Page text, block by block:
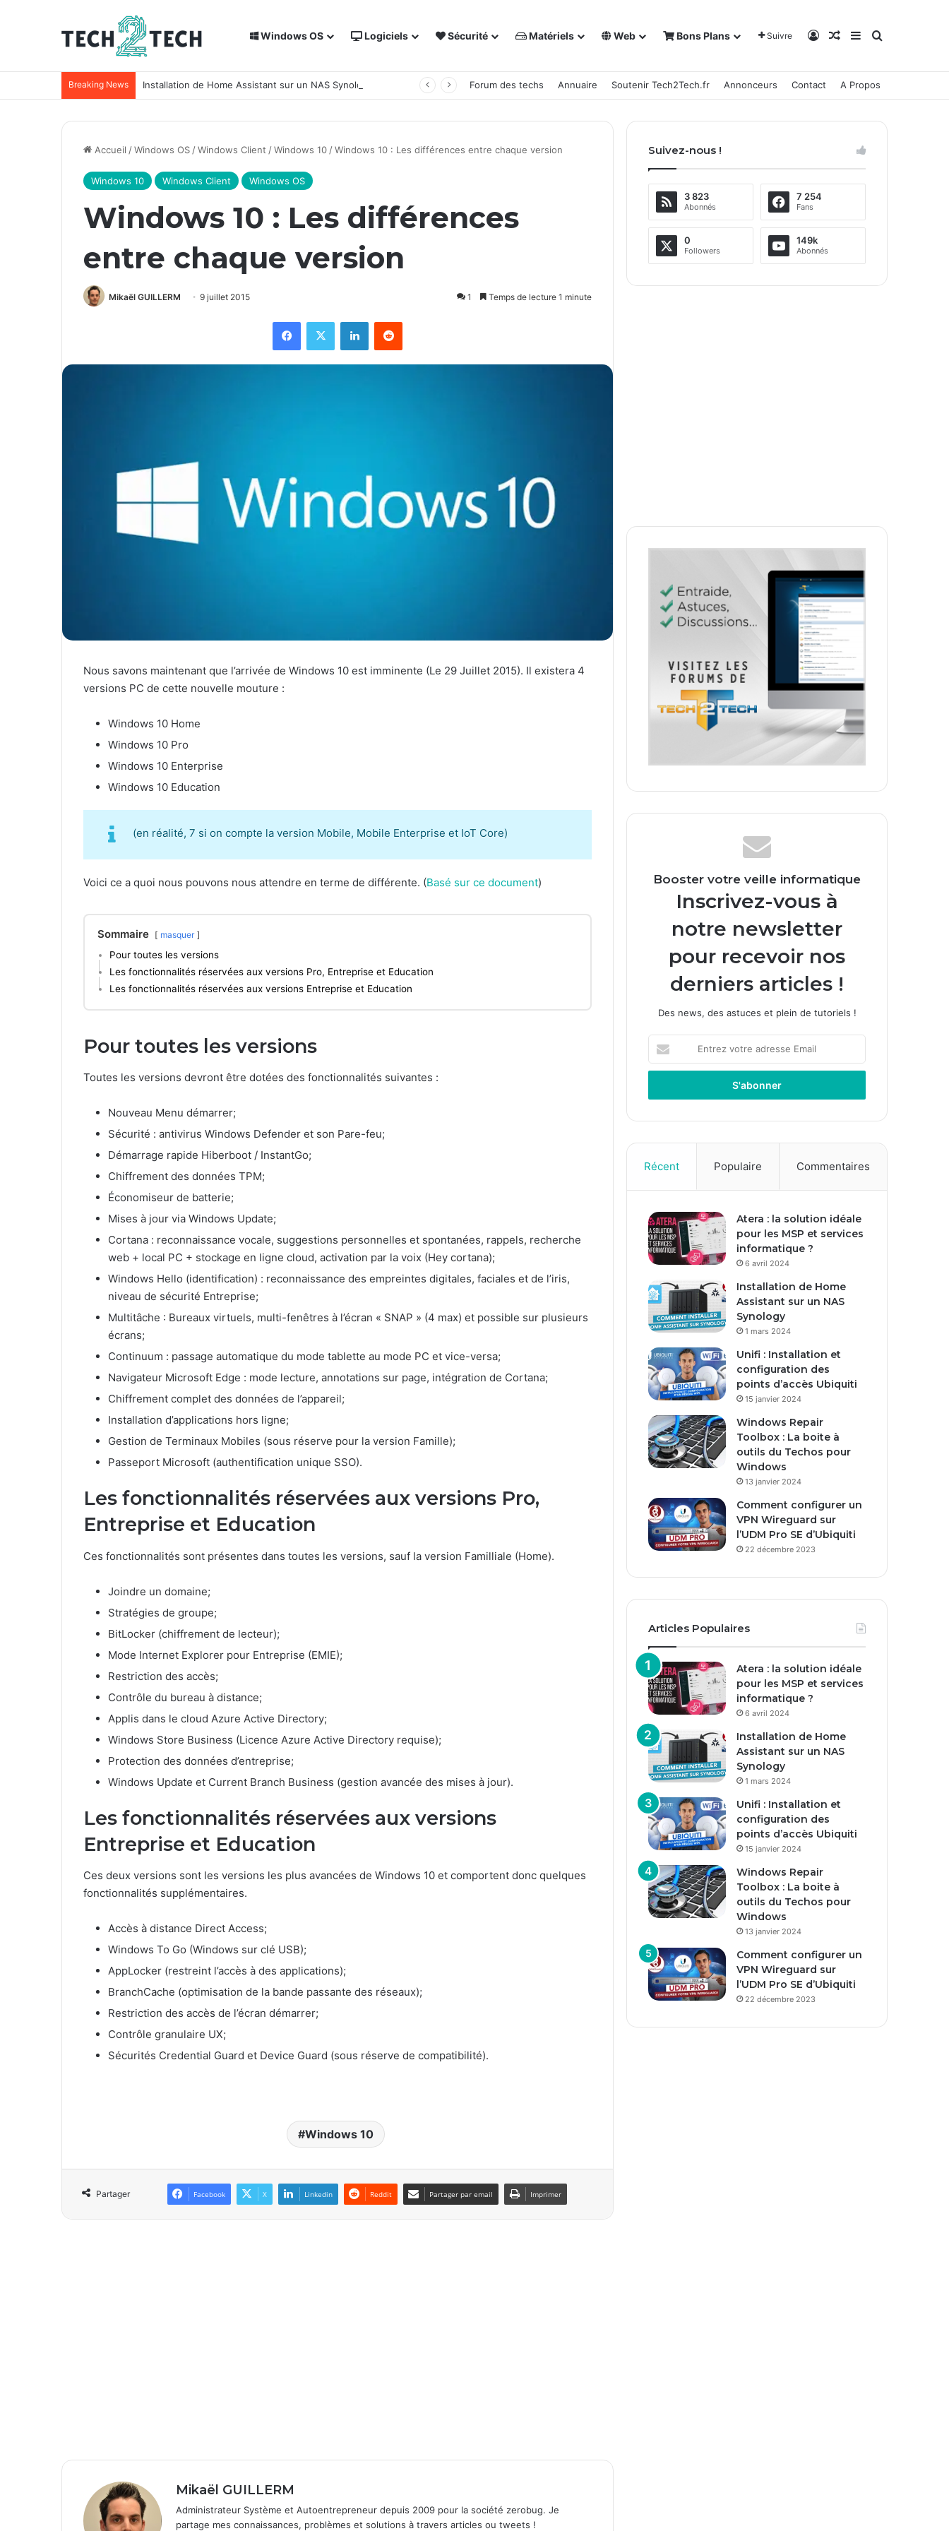
Windows OS Logiciels Sécurité Matériels Web Bons Plans Suivre Connexion
Article Aléatoire
Sidebar (barre
Rechercher
Breaking News Installation de Home Assistant sur un NAS Synology Forum des techs Annuaire Soutenir Tech2Tech.fr Annonceurs Contact A Propos
Accueil /Windows OS /Windows Client /Windows 10 /Windows 10 : Les différences entre chaque version
Windows 10 Windows Client Windows OS
Windows 10 : Les différences
entre chaque version
Mikaël GUILLERM 9 juillet 2015 1 Temps de lecture 1 minute
Nous savons maintenant que l’arrivée de Windows 10 est imminente (Le 29 Juillet 2015). Il existera 4
versions PC de cette nouvelle mouture :
Windows 10 Home
Windows 10 Pro
Windows 10 Enterprise
Windows 10 Education
(en réalité, 7 si on compte la version Mobile, Mobile Enterprise et IoT Core)
Voici ce a quoi nous pouvons nous attendre en terme de différente. (Basé sur ce document)
Sommaire masquer
Pour toutes les versions
Les fonctionnalités réservées aux versions Pro, Entreprise et Education
Les fonctionnalités réservées aux versions Entreprise et Education
Pour toutes les versions
Toutes les versions devront être dotées des fonctionnalités suivantes :
Nouveau Menu démarrer;
Sécurité : antivirus Windows Defender et son Pare-feu;
Démarrage rapide Hiberboot / InstantGo;
Chiffrement des données TPM;
Économiseur de batterie;
Mises à jour via Windows Update;
Cortana : reconnaissance vocale, suggestions personnelles et spontanées, rappels, recherche
web + local PC + stockage en ligne cloud, activation par la voix (Hey cortana);
Windows Hello (identification) : reconnaissance des empreintes digitales, faciales et de l’iris,
niveau de sécurité Entreprise;
Multitâche : Bureaux virtuels, multi-fenêtres à l’écran « SNAP » (4 max) et possible sur plusieurs
écrans;
Continuum : passage automatique du mode tablette au mode PC et vice-versa;
Navigateur Microsoft Edge : mode lecture, annotations sur page, intégration de Cortana;
Chiffrement complet des données de l’appareil;
Installation d’applications hors ligne;
Gestion de Terminaux Mobiles (sous réserve pour la version Famille);
Passeport Microsoft (authentification unique SSO).
Les fonctionnalités réservées aux versions Pro,
Entreprise et Education
Ces fonctionnalités sont présentes dans toutes les versions, sauf la version Familliale (Home).
Joindre un domaine;
Stratégies de groupe;
BitLocker (chiffrement de lecteur);
Mode Internet Explorer pour Entreprise (EMIE);
Restriction des accès;
Contrôle du bureau à distance;
Applis dans le cloud Azure Active Directory;
Windows Store Business (Licence Azure Active Directory requise);
Protection des données d’entreprise;
Windows Update et Current Branch Business (gestion avancée des mises à jour).
Les fonctionnalités réservées aux versions
Entreprise et Education
Ces deux versions sont les versions les plus avancées de Windows 10 et comportent donc quelques
fonctionnalités supplémentaires.
Accès à distance Direct Access;
Windows To Go (Windows sur clé USB);
AppLocker (restreint l’accès à des applications);
BranchCache (optimisation de la bande passante des réseaux);
Restriction des accès de l’écran démarrer;
Contrôle granulaire UX;
Sécurités Credential Guard et Device Guard (sous réserve de compatibilité).
Windows 10
Partager Facebook X Linkedin Reddit Partager par email Imprimer
Mikaël GUILLERM
Administrateur Système et Autoentrepreneur depuis 2009 pour la société zerobug. Je
partage mes connaissances, problèmes et solutions à travers articles ou tweets !
Suivez-nous !
3 823
Abonnés
7 254
Fans
0
Followers
149k
Abonnés
Booster votre veille informatique
Inscrivez-vous à
notre newsletter
pour recevoir nos
derniers articles !
Des news, des astuces et plein de tutoriels !
t
e
o
t
e
d
r
e
s
e
m
i
l
Récent Populaire Commentaires
Atera : la solution idéale
pour les MSP et services
informatique ?
6 avril 2024
Installation de Home
Assistant sur un NAS
Synology
1 mars 2024
Unifi : Installation et
configuration des
points d’accès Ubiquiti
15 janvier 2024
Windows Repair
Toolbox : La boite à
outils du Techos pour
Windows
13 janvier 2024
Comment configurer un
VPN Wireguard sur
l’UDM Pro SE d’Ubiquiti
22 décembre 2023
Articles Populaires
Atera : la solution idéale
pour les MSP et services
informatique ?
6 avril 2024
Installation de Home
Assistant sur un NAS
Synology
1 mars 2024
Unifi : Installation et
configuration des
points d’accès Ubiquiti
15 janvier 2024
Windows Repair
Toolbox : La boite à
outils du Techos pour
Windows
13 janvier 2024
Comment configurer un
VPN Wireguard sur
l’UDM Pro SE d’Ubiquiti
22 décembre 2023